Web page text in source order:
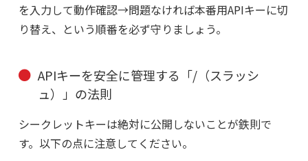
を入力して動作確認→問題なければ本番用APIキーに切
り替え、という順番を必ず守りましょう。
APIキーを安全に管理する「/（スラッシ
ュ）」の法則
シークレットキーは絶対に公開しないことが鉄則で
す。以下の点に注意してください。